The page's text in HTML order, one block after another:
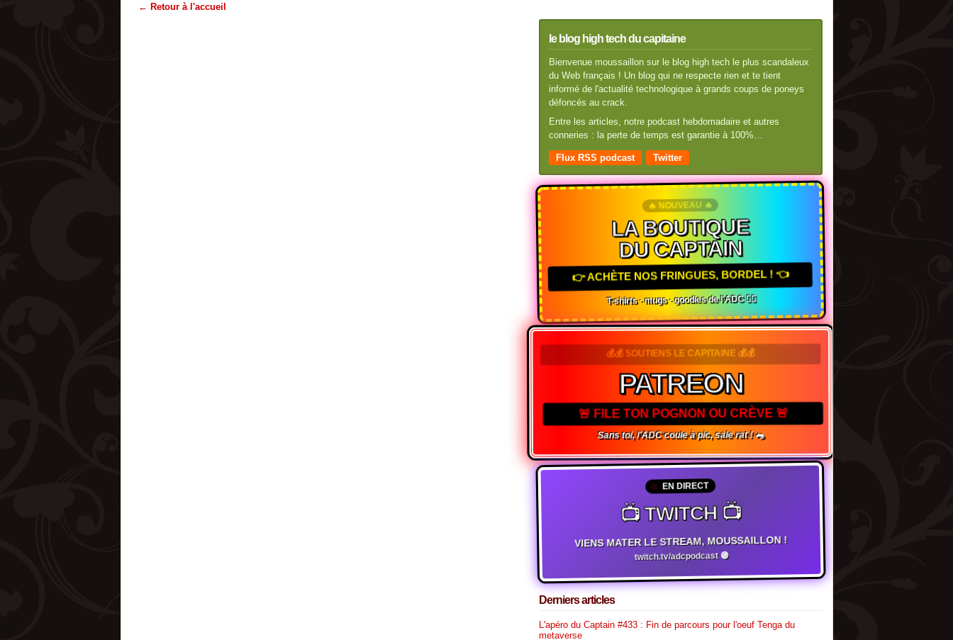
← Retour à l'accueil
le blog high tech du capitaine
Bienvenue moussaillon sur le blog high tech le plus scandaleux
du Web français ! Un blog qui ne respecte rien et te tient
informé de l'actualité technologique à grands coups de poneys
défoncés au crack.
Entre les articles, notre podcast hebdomadaire et autres
conneries : la perte de temps est garantie à 100%…
Flux RSS podcast Twitter
🔥 NOUVEAU 🔥
LA BOUTIQUE
DU CAPTAIN
👉 ACHÈTE NOS FRINGUES, BORDEL ! 👈
T-shirts · mugs · goodies de l'ADC 🏴‍☠️
💰💰 SOUTIENS LE CAPITAINE 💰💰
PATREON
🚨 FILE TON POGNON OU CRÈVE 🚨
Sans toi, l'ADC coule à pic, sale rat ! 🐀
EN DIRECT
📺 TWITCH 📺
VIENS MATER LE STREAM, MOUSSAILLON !
twitch.tv/adcpodcast 🟣
Derniers articles
L'apéro du Captain #433 : Fin de parcours pour l'oeuf Tenga du
metaverse